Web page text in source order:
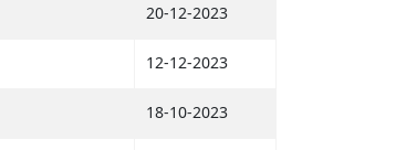
20-12-2023
12-12-2023
18-10-2023